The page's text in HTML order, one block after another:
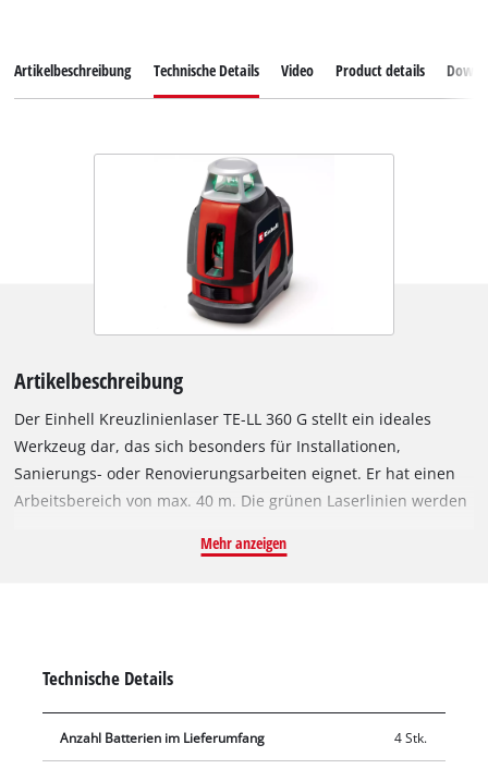
Artikelbeschreibung Technische Details Video Product details
Artikelbeschreibung
Der Einhell Kreuzlinienlaser TE-LL 360 G stellt ein ideales
Werkzeug dar, das sich besonders für Installationen,
Sanierungs- oder Renovierungsarbeiten eignet. Er hat einen
Arbeitsbereich von max. 40 m. Die grünen Laserlinien werden
erzeugt und entsprechen somit der Laserklasse II. Die
horizontale als auch vertikale Laserlinien, was ein schnelles
und bequemes Ausrichten je nach Anforderung ermöglicht.
Die Linien lassen sich einzeln per Knopfdruck schalten – sei es
Mehr anzeigen
Technische Details
Anzahl Batterien im Lieferumfang 4 Stk.